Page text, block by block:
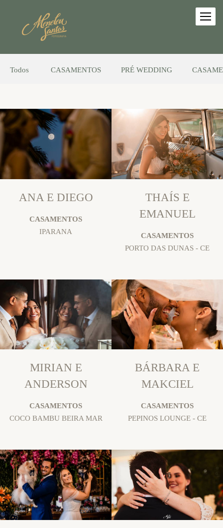
Todos CASAMENTOS PRÉ WEDDING
ANA E DIEGO
CASAMENTOS
IPARANA
THAÍS E
EMANUEL
CASAMENTOS
PORTO DAS DUNAS - CE
MIRIAN E
ANDERSON
CASAMENTOS
COCO BAMBU BEIRA MAR
BÁRBARA E
MAKCIEL
CASAMENTOS
PEPINOS LOUNGE - CE